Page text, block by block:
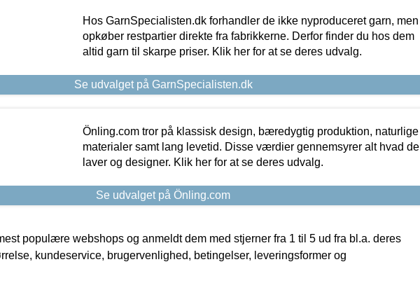
Hos GarnSpecialisten.dk forhandler de ikke nyproduceret garn, men
opkøber restpartier direkte fra fabrikkerne. Derfor finder du hos dem
altid garn til skarpe priser. Klik her for at se deres udvalg.
Se udvalget på GarnSpecialisten.dk
Önling.com tror på klassisk design, bæredygtig produktion, naturlige
materialer samt lang levetid. Disse værdier gennemsyrer alt hvad de
laver og designer. Klik her for at se deres udvalg.
Se udvalget på Önling.com
populære webshops og anmeldt dem med stjerner fra 1 til 5 ud fra bl.a. deres
kundeservice, brugervenlighed, betingelser, leveringsformer og